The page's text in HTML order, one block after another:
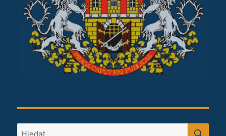
Hledat: